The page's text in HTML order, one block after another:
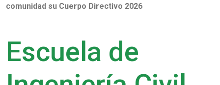
comunidad su Cuerpo Directivo 2026
Escuela de